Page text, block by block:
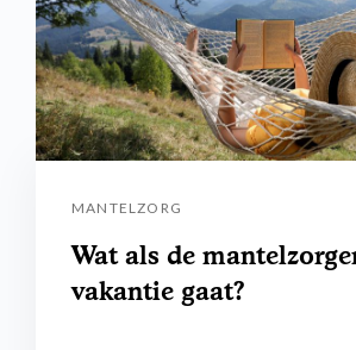
MANTELZORG
Wat als de
vakantie gaat?